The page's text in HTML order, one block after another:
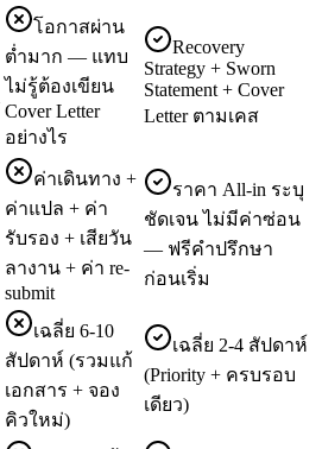
โอกาสผ่าน
ต่ำมาก — แทบ
ไม่รู้ต้องเขียน
Cover Letter
อย่างไร
Recovery
Strategy + Sworn
Statement + Cover
Letter ตามเคส
ค่าเดินทาง +
ค่าแปล + ค่า
รับรอง + เสียวัน
ลางาน + ค่า re-
submit
ราคา All-in ระบุ
ชัดเจน ไม่มีค่าซ่อน
— ฟรีคำปรึกษา
ก่อนเริ่ม
เฉลี่ย 6-10
สัปดาห์ (รวมแก้
เอกสาร + จอง
คิวใหม่)
เฉลี่ย 2-4 สัปดาห์
(Priority + ครบรอบ
เดียว)